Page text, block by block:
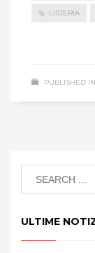
LISTERIA
PUBLISHED IN
ULTIME